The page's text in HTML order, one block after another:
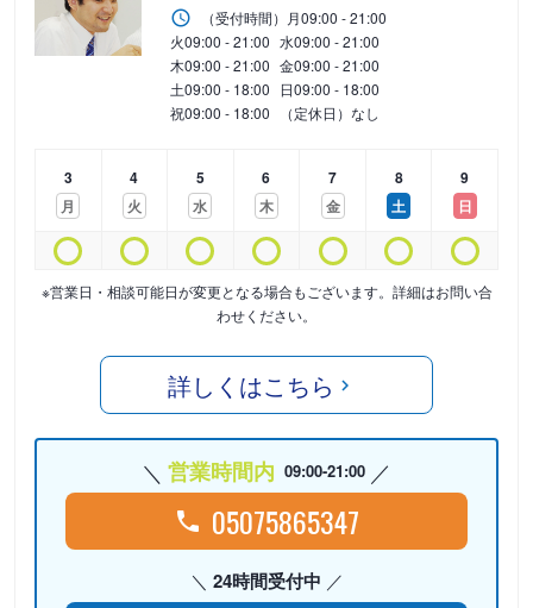
（受付時間） 月09:00 - 21:00
火09:00 - 21:00 水09:00 - 21:00
木09:00 - 21:00 金09:00 - 21:00
土09:00 - 18:00 日09:00 - 18:00
祝09:00 - 18:00 （定休日）なし
3
月
4
火
5
水
6
木
7
金
8
土
9
日
※営業日・相談可能日が変更となる場合もございます。詳細はお問い合
わせください。
詳しくはこちら
営業時間内 09:00-21:00
05075865347
24時間受付中